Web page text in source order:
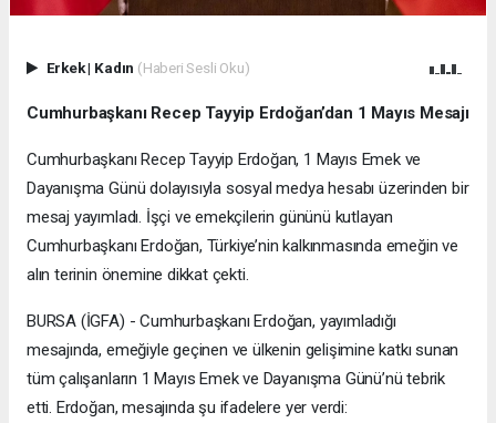
Erkek| Kadın (Haberi Sesli Oku)
Cumhurbaşkanı Recep Tayyip Erdoğan’dan 1 Mayıs Mesajı
Cumhurbaşkanı Recep Tayyip Erdoğan, 1 Mayıs Emek ve
Dayanışma Günü dolayısıyla sosyal medya hesabı üzerinden bir
mesaj yayımladı. İşçi ve emekçilerin gününü kutlayan
Cumhurbaşkanı Erdoğan, Türkiye’nin kalkınmasında emeğin ve
alın terinin önemine dikkat çekti.
BURSA (İGFA) - Cumhurbaşkanı Erdoğan, yayımladığı
mesajında, emeğiyle geçinen ve ülkenin gelişimine katkı sunan
tüm çalışanların 1 Mayıs Emek ve Dayanışma Günü’nü tebrik
etti. Erdoğan, mesajında şu ifadelere yer verdi: